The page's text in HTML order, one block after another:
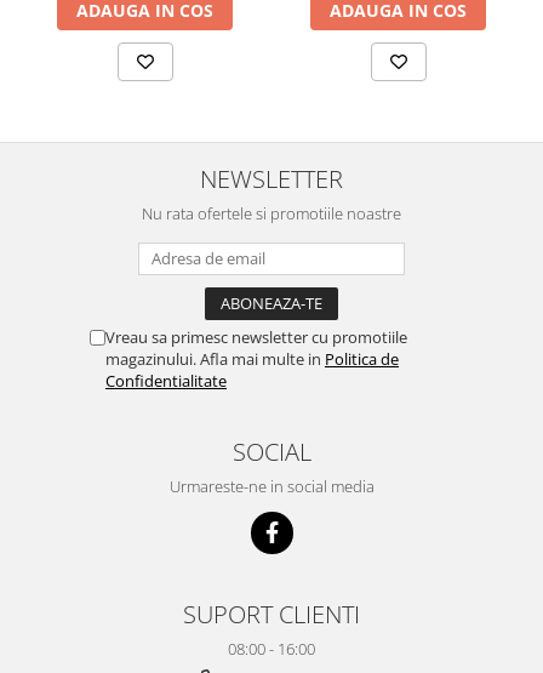
ADAUGA IN COS ADAUGA IN COS
NEWSLETTER
Nu rata ofertele si promotiile noastre
Vreau sa primesc newsletter cu promotiile
magazinului. Afla mai multe in Politica de
Confidentialitate
SOCIAL
Urmareste-ne in social media
SUPORT CLIENTI
08:00 - 16:00